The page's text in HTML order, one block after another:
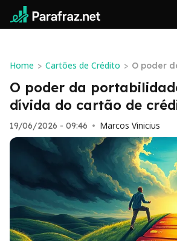
Home > Cartões de Crédito > O poder
sua
ito
O poder da
dívida do cartão de
19/06/2026 - 09:46 • Marcos Vinicius